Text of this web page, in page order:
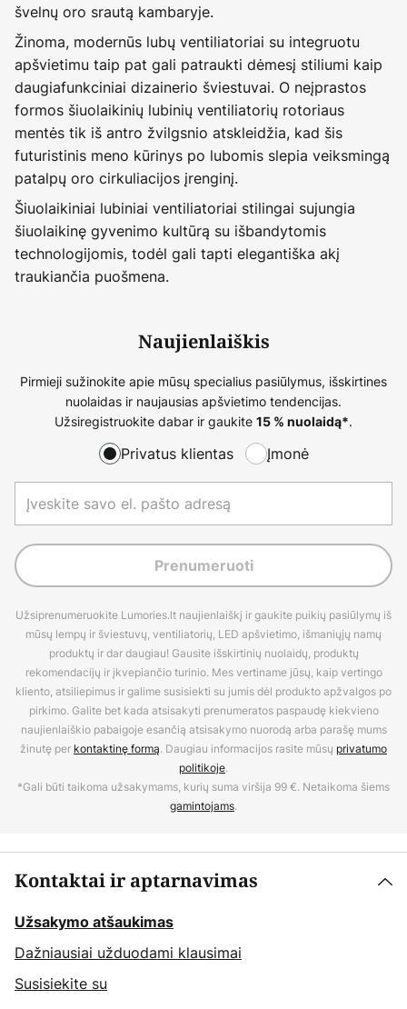
švelnų oro srautą kambaryje.
Žinoma, modernūs lubų ventiliatoriai su integruotu
apšvietimu taip pat gali patraukti dėmesį stiliumi kaip
daugiafunkciniai dizainerio šviestuvai. O neįprastos
formos šiuolaikinių lubinių ventiliatorių rotoriaus
mentės tik iš antro žvilgsnio atskleidžia, kad šis
futuristinis meno kūrinys po lubomis slepia veiksmingą
patalpų oro cirkuliacijos įrenginį.
Šiuolaikiniai lubiniai ventiliatoriai stilingai sujungia
šiuolaikinę gyvenimo kultūrą su išbandytomis
technologijomis, todėl gali tapti elegantiška akį
traukiančia puošmena.
Naujienlaiškis
Pirmieji sužinokite apie mūsų specialius pasiūlymus, išskirtines
nuolaidas ir naujausias apšvietimo tendencijas.
Užsiregistruokite dabar ir gaukite 15 % nuolaidą*.
Privatus klientas Įmonė
Prenumeruoti
Užsiprenumeruokite Lumories.lt naujienlaiškį ir gaukite puikių pasiūlymų iš
mūsų lempų ir šviestuvų, ventiliatorių, LED apšvietimo, išmaniųjų namų
produktų ir dar daugiau! Gausite išskirtinių nuolaidų, produktų
rekomendacijų ir įkvepiančio turinio. Mes vertiname jūsų, kaip vertingo
kliento, atsiliepimus ir galime susisiekti su jumis dėl produkto apžvalgos po
pirkimo. Galite bet kada atsisakyti prenumeratos paspaudę kiekvieno
naujienlaiškio pabaigoje esančią atsisakymo nuorodą arba parašę mums
žinutę per kontaktinę formą. Daugiau informacijos rasite mūsų privatumo
politikoje.
*Gali būti taikoma užsakymams, kurių suma viršija 99 €. Netaikoma šiems
gamintojams.
Kontaktai ir aptarnavimas
Užsakymo atšaukimas
Dažniausiai užduodami klausimai
Susisiekite su